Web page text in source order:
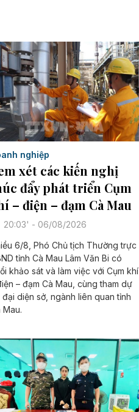
nghiệp
xét các kiến nghị
đẩy phát triển Cụm
– điện – đạm Cà Mau
20:03' - 06/08/2026
6/8, Phó Chủ tịch Thường trực
tỉnh Cà Mau Lâm Văn Bi có
khảo sát và làm việc với Cụm khí
– đạm Cà Mau, cùng tham dự
diện sở, ngành liên quan tỉnh
Mau.